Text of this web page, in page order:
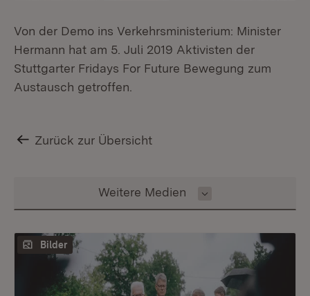
Von der Demo ins Verkehrsministerium: Minister
Hermann hat am 5. Juli 2019 Aktivisten der
Stuttgarter Fridays For Future Bewegung zum
Austausch getroffen.
Zurück zur Übersicht
Inhalt auswählen
Weitere Medien
Bilder